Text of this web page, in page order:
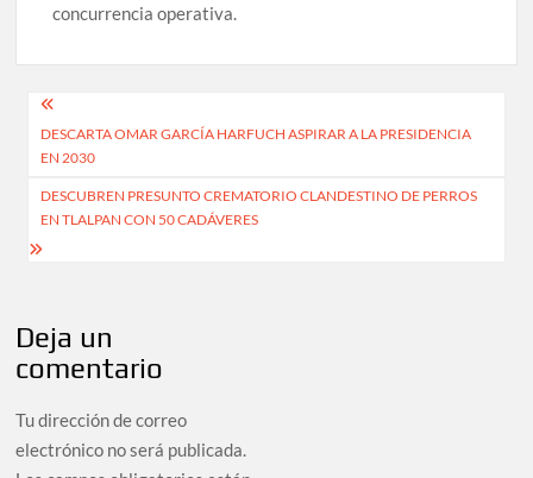
concurrencia operativa.
Navegación
de
entradas
DESCARTA OMAR GARCÍA HARFUCH ASPIRAR A LA PRESIDENCIA
EN 2030
DESCUBREN PRESUNTO CREMATORIO CLANDESTINO DE PERROS
EN TLALPAN CON 50 CADÁVERES
Deja un
comentario
Tu dirección de correo
electrónico no será publicada.